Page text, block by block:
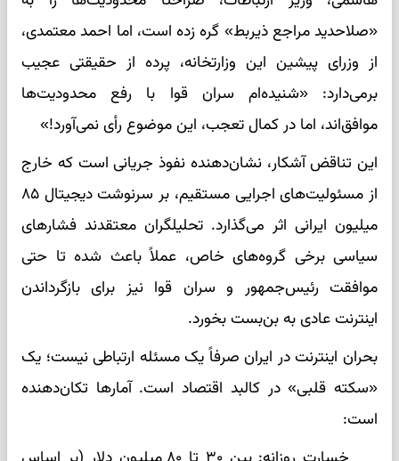
«صلاحدید مراجع ذیربط» گره زده است، اما احمد معتمدی،
از وزرای پیشین این وزارتخانه، پرده از حقیقتی عجیب
برمی‌دارد: «شنیده‌ام سران قوا با رفع محدودیت‌ها
موافق‌اند، اما در کمال تعجب، این موضوع رأی نمی‌آورد!»
این تناقض آشکار، نشان‌دهنده نفوذ جریانی است که خارج
از مسئولیت‌های اجرایی مستقیم، بر سرنوشت دیجیتال ۸۵
میلیون ایرانی اثر می‌گذارد. تحلیلگران معتقدند فشارهای
سیاسی برخی گروه‌های خاص، عملاً باعث شده تا حتی
موافقت رئیس‌جمهور و سران قوا نیز برای بازگرداندن
اینترنت عادی به بن‌بست بخورد.
بحران اینترنت در ایران صرفاً یک مسئله ارتباطی نیست؛ یک
«سکته قلبی» در کالبد اقتصاد است. آمارها تکان‌دهنده
است: